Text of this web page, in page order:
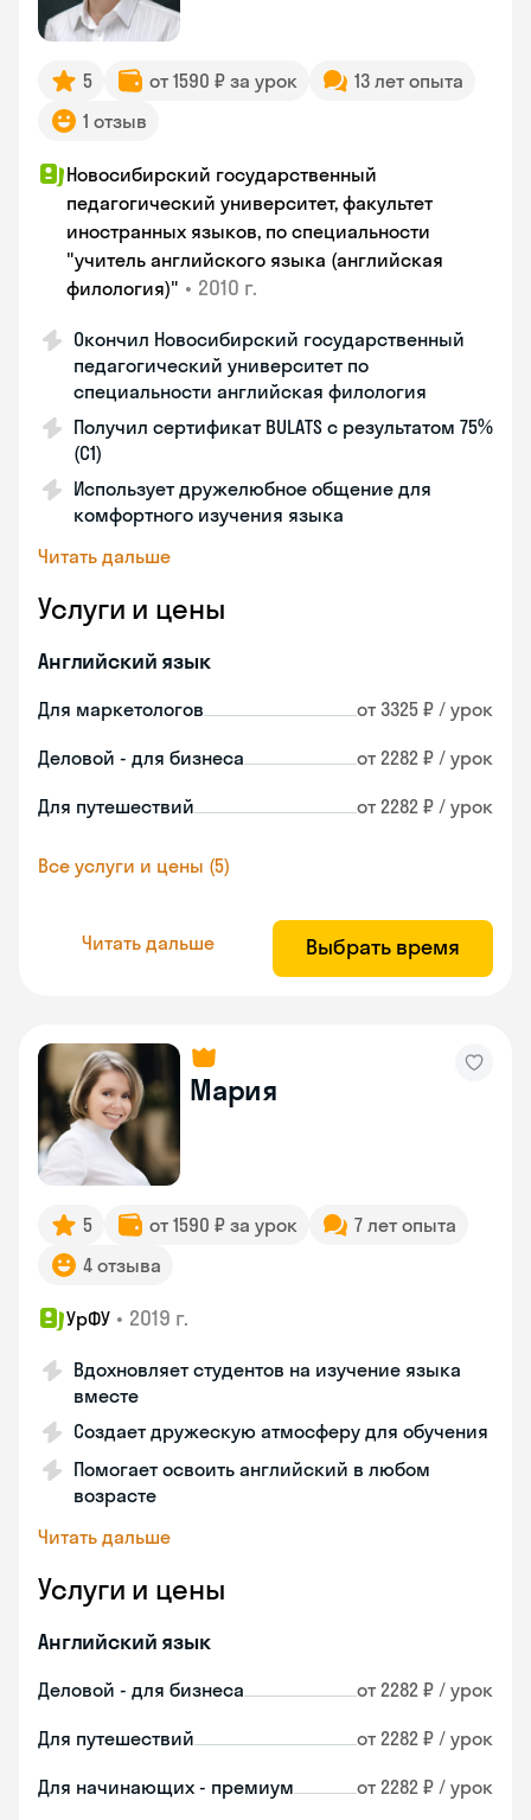
5 от 1590 ₽ за урок
13 лет опыта
1 отзыв
Новосибирский государственный
педагогический университет, факультет
иностранных языков, по специальности
"учитель английского языка (английская
филология)" • 2010 г.
Окончил Новосибирский государственный
педагогический университет по
специальности английская филология
Получил сертификат BULATS с результатом 75%
(C1)
Использует дружелюбное общение для
комфортного изучения языка
Читать дальше
Услуги и цены
Английский язык
Для маркетологов от 3325 ₽ / урок
Деловой - для бизнеса от 2282 ₽ / урок
Для путешествий от 2282 ₽ / урок
Все услуги и цены (5)
Читать дальше Выбрать время
Мария
5 от 1590 ₽ за урок
7 лет опыта
4 отзыва
УрФУ • 2019 г.
Вдохновляет студентов на изучение языка
вместе
Создает дружескую атмосферу для обучения
Помогает освоить английский в любом
возрасте
Читать дальше
Услуги и цены
Английский язык
Деловой - для бизнеса от 2282 ₽ / урок
Для путешествий от 2282 ₽ / урок
Для начинающих - премиум от 2282 ₽ / урок